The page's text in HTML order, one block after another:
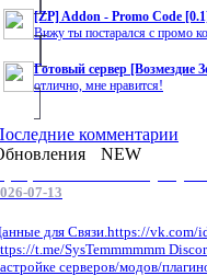
[ZP] Addon - Promo Code [0.1]
Вижу ты постарался с промо
Готовый сервер [Возмездие
отлично, мне нравится!
комментарии
NEW
07-13
для Связи.https://vk.com/
t.me/SysTemmmmmm
серверов/модов/